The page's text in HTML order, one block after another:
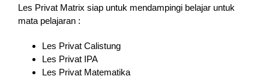
Les Privat Matrix siap untuk mendampingi belajar untuk
mata pelajaran :
Les Privat Calistung
Les Privat IPA
Les Privat Matematika